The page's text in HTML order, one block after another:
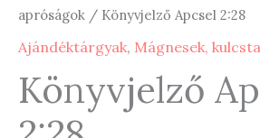
apróságok / Könyvjelző Apcsel 2:28
Ajándéktárgyak, Mágnesek,
Könyvjelző